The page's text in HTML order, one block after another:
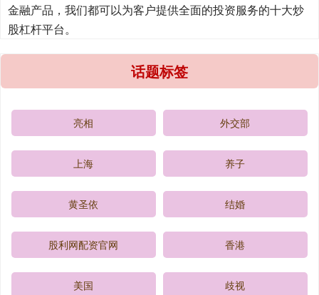
金融产品，我们都可以为客户提供全面的投资服务的十大炒
股杠杆平台。
话题标签
亮相 外交部
上海 养子
黄圣依 结婚
股利网配资官网 香港
美国 歧视